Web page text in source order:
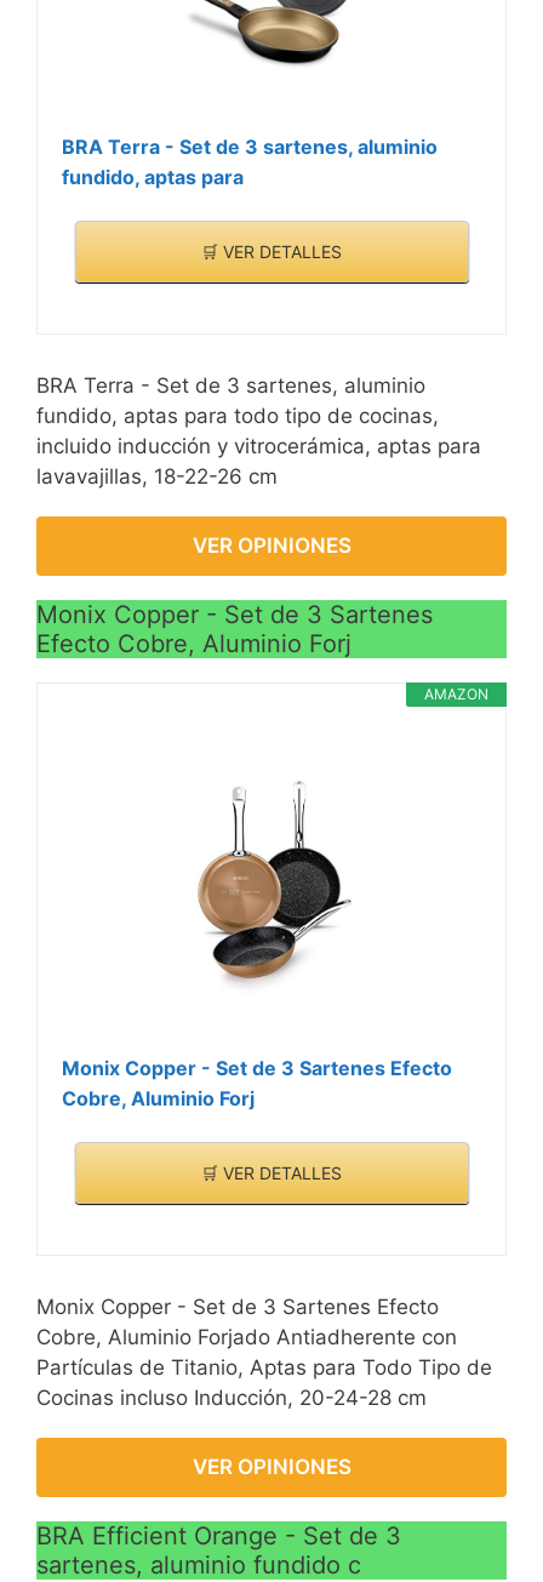
BRA Terra - Set de 3 sartenes, aluminio
fundido, aptas para
🛒 VER DETALLES
BRA Terra - Set de 3 sartenes, aluminio
fundido, aptas para todo tipo de cocinas,
incluido inducción y vitrocerámica, aptas para
lavavajillas, 18-22-26 cm
VER OPINIONES
Monix Copper - Set de 3 Sartenes
Efecto Cobre, Aluminio Forj
AMAZON
Monix Copper - Set de 3 Sartenes Efecto
Cobre, Aluminio Forj
🛒 VER DETALLES
Monix Copper - Set de 3 Sartenes Efecto
Cobre, Aluminio Forjado Antiadherente con
Partículas de Titanio, Aptas para Todo Tipo de
Cocinas incluso Inducción, 20-24-28 cm
VER OPINIONES
BRA Efficient Orange - Set de 3
sartenes, aluminio fundido c